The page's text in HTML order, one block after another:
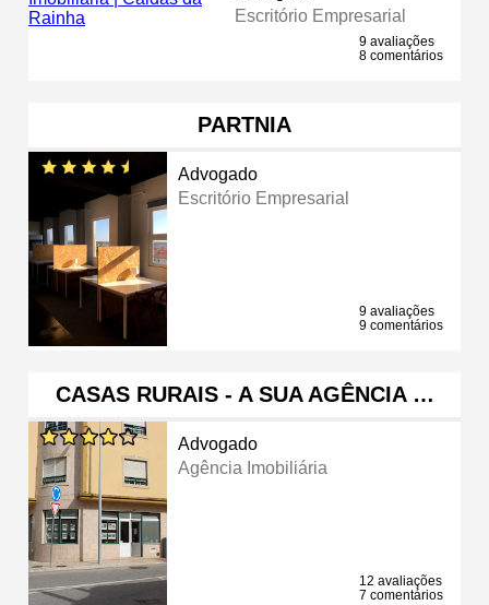
Escritório Empresarial
9 avaliações
8 comentários
PARTNIA
Advogado
Escritório Empresarial
9 avaliações
9 comentários
CASAS RURAIS - A SUA AGÊNCIA …
Advogado
Agência Imobiliária
12 avaliações
7 comentários